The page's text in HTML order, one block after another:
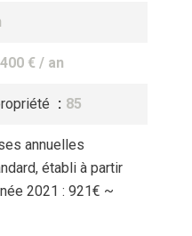
€ / an
85
annuelles
établi à partir
2021 : 921€ ~